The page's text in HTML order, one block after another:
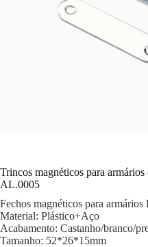
Trincos magnéticos para
AL.0005
Fechos magnéticos para armários
Material: Plástico+Aço
Acabamento: Castanho/branco/
Tamanho: 52*26*15mm